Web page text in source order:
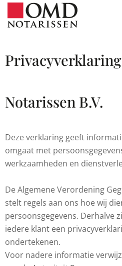
Notarissen B.V.
Deze verklaring geeft
omgaat met
werkzaamheden en
De Algemene Verordening
stelt regels aan ons hoe wij
persoonsgegevens. Derhalve
iedere klant een
ondertekenen.
Voor nadere informatie